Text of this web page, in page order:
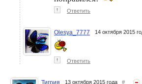
↑ Ответить
Olesya_7777 14 октября 2015
↑ Ответить
Тигрия 13 октября 2015 года #